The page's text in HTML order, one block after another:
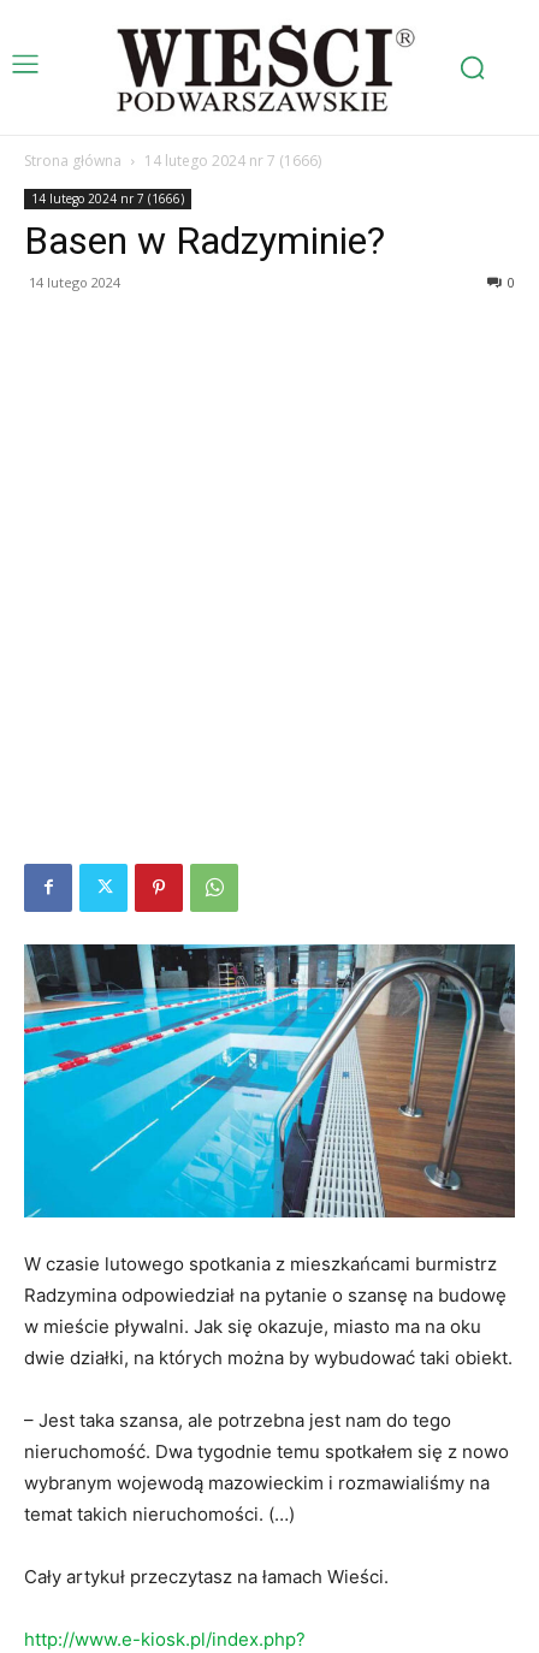
Strona główna 14 lutego 2024 nr 7 (1666)
14 lutego 2024 nr 7 (1666)
Basen w Radzyminie?
14 lutego 2024 0
W czasie lutowego spotkania z mieszkańcami burmistrz
Radzymina odpowiedział na pytanie o szansę na budowę
w mieście pływalni. Jak się okazuje, miasto ma na oku
dwie działki, na których można by wybudować taki obiekt.
– Jest taka szansa, ale potrzebna jest nam do tego
nieruchomość. Dwa tygodnie temu spotkałem się z nowo
wybranym wojewodą mazowieckim i rozmawialiśmy na
temat takich nieruchomości. (…)
Cały artykuł przeczytasz na łamach Wieści.
http://www.e-kiosk.pl/index.php?